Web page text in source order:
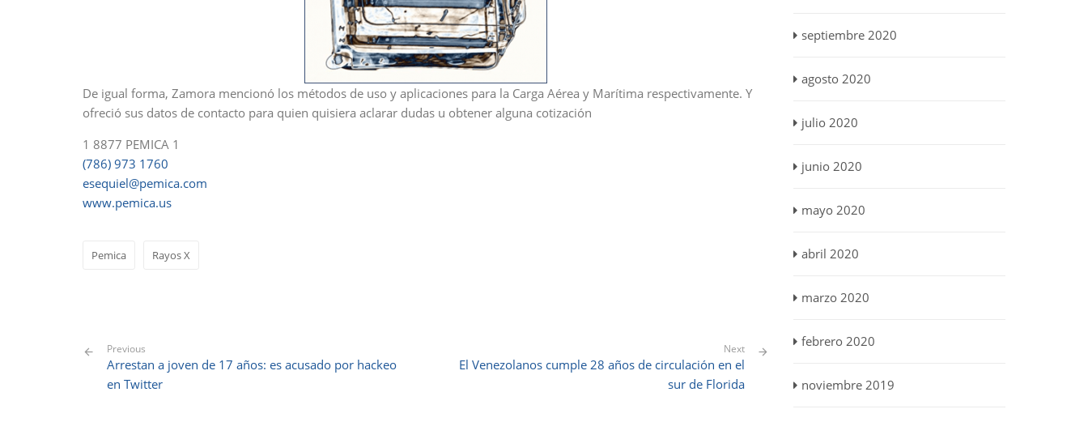
De igual forma, Zamora mencionó los métodos de uso y aplicaciones para la Carga Aérea y Marítima respectivamente. Y
ofreció sus datos de contacto para quien quisiera aclarar dudas u obtener alguna cotización
1 8877 PEMICA 1
(786) 973 1760
esequiel@pemica.com
www.pemica.us
Pemica Rayos X
Previous
Arrestan a joven de 17 años: es acusado por hackeo
en Twitter
Next
El Venezolanos cumple 28 años de circulación en el
sur de Florida
septiembre 2020
agosto 2020
julio 2020
junio 2020
mayo 2020
abril 2020
marzo 2020
febrero 2020
noviembre 2019